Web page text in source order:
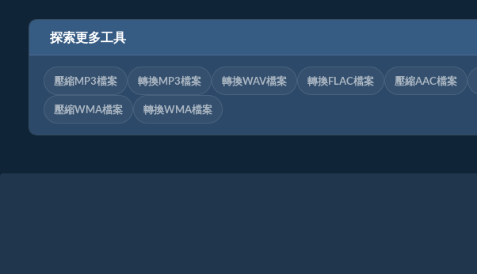
探索更多工具
壓縮MP3檔案 轉換MP3檔案 轉換WAV檔案 轉換FLAC檔案 壓縮AAC檔案
壓縮WMA檔案 轉換WMA檔案